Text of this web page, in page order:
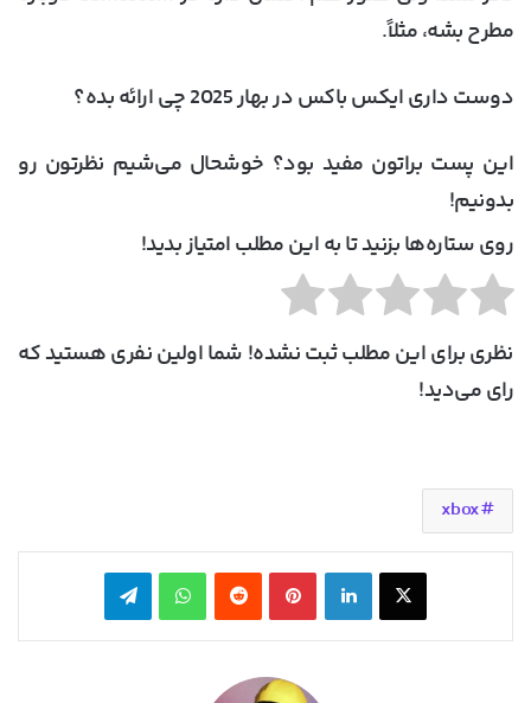
مطرح بشه، مثلاً.
دوست داری ایکس باکس در بهار 2025 چی ارائه بده؟
این پست براتون مفید بود؟ خوشحال می‌شیم نظرتون رو
بدونیم!
روی ستاره‌ها بزنید تا به این مطلب امتیاز بدید!
نظری برای این مطلب ثبت نشده! شما اولین نفری هستید که
رای می‌دید!
xbox
X لینکدین ‫پین‌ترست‫رددیت واتس آپ تلگرام